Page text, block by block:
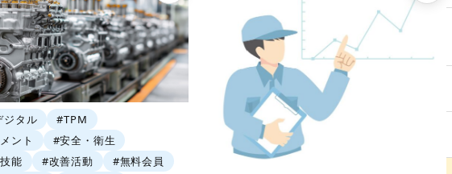
ジタル
#TPM
ント
#安全・衛生
能
#改善活動
#無料会員